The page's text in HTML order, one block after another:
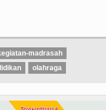
madrasah
olahraga